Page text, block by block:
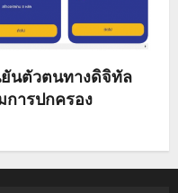
ยันตัวตนทางดิจิทัล
การปกครอง